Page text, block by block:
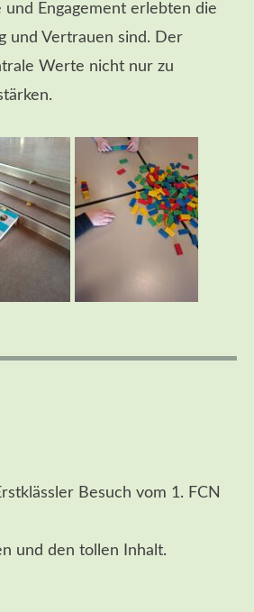
Engagement erlebten die
und Vertrauen sind. Der
Werte nicht nur zu
Besuch vom 1. FCN
und den tollen Inhalt.